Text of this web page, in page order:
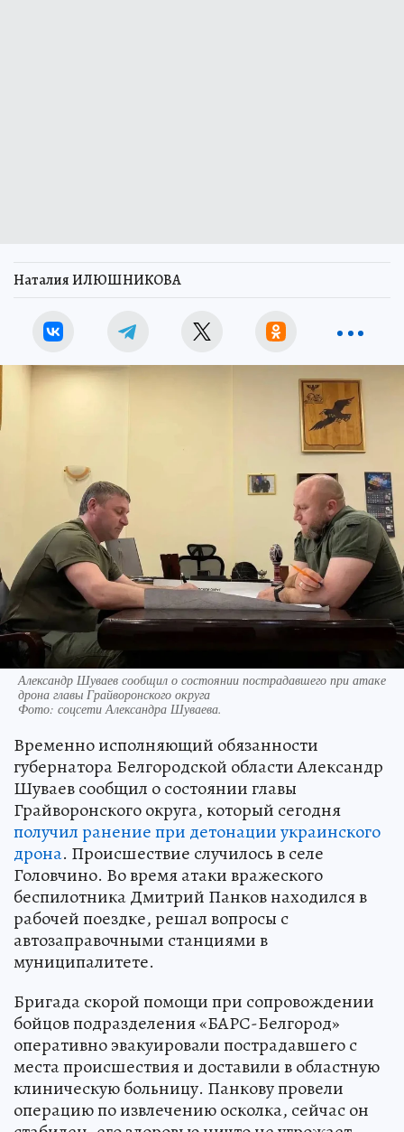
Наталия ИЛЮШНИКОВА
Александр Шуваев сообщил о состоянии пострадавшего при атаке
дрона главы Грайворонского округа
Фото: соцсети Александра Шуваева.
Временно исполняющий обязанности
губернатора Белгородской области Александр
Шуваев сообщил о состоянии главы
Грайворонского округа, который сегодня
получил ранение при детонации украинского
дрона. Происшествие случилось в селе
Головчино. Во время атаки вражеского
беспилотника Дмитрий Панков находился в
рабочей поездке, решал вопросы с
автозаправочными станциями в
муниципалитете.
Бригада скорой помощи при сопровождении
бойцов подразделения «БАРС-Белгород»
оперативно эвакуировали пострадавшего с
места происшествия и доставили в областную
клиническую больницу. Панкову провели
операцию по извлечению осколка, сейчас он